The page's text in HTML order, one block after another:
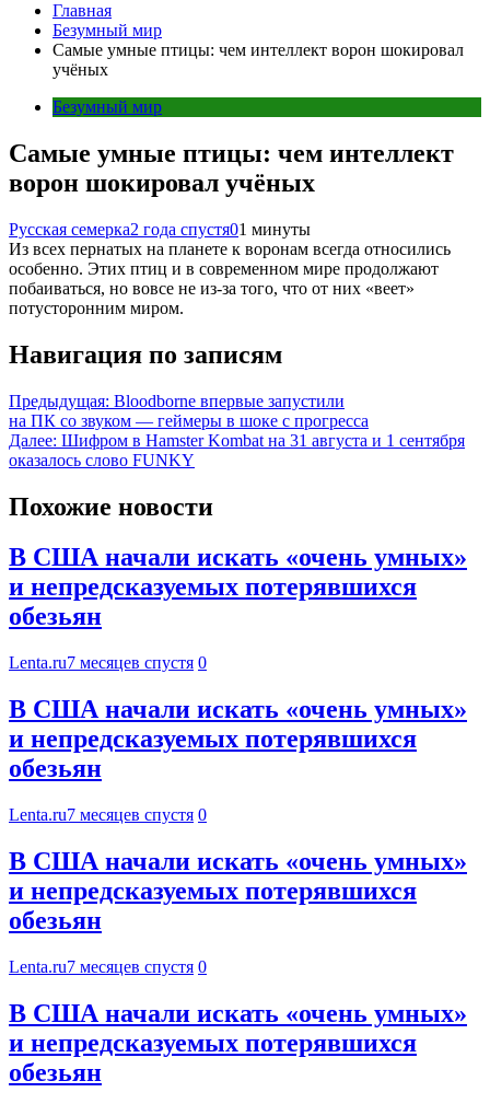
Главная
Безумный мир
Самые умные птицы: чем интеллект ворон шокировал
учёных
Безумный мир
Самые умные птицы: чем интеллект
ворон шокировал учёных
Русская семерка2 года спустя01 минуты
Из всех пернатых на планете к воронам всегда относились
особенно. Этих птиц и в современном мире продолжают
побаиваться, но вовсе не из-за того, что от них «веет»
потусторонним миром.
Навигация по записям
Предыдущая: Bloodborne впервые запустили
на ПК со звуком — геймеры в шоке с прогресса
Далее: Шифром в Hamster Kombat на 31 августа и 1 сентября
оказалось слово FUNKY
Похожие новости
В США начали искать «очень умных»
и непредсказуемых потерявшихся
обезьян
Lenta.ru7 месяцев спустя 0
В США начали искать «очень умных»
и непредсказуемых потерявшихся
обезьян
Lenta.ru7 месяцев спустя 0
В США начали искать «очень умных»
и непредсказуемых потерявшихся
обезьян
Lenta.ru7 месяцев спустя 0
В США начали искать «очень умных»
и непредсказуемых потерявшихся
обезьян